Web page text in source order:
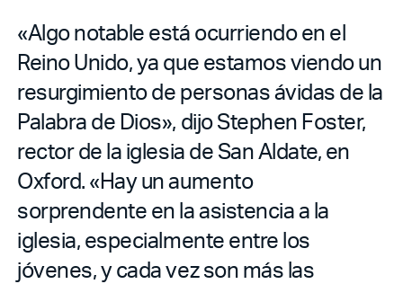
«Algo notable está ocurriendo en el
Reino Unido, ya que estamos viendo un
resurgimiento de personas ávidas de la
Palabra de Dios», dijo Stephen Foster,
rector de la iglesia de San Aldate, en
Oxford. «Hay un aumento
sorprendente en la asistencia a la
iglesia, especialmente entre los
jóvenes, y cada vez son más las